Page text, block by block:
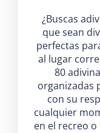
¿Buscas
que sean
perfectas
al lugar
80
organizadas
con su
cualquier
en el recreo o